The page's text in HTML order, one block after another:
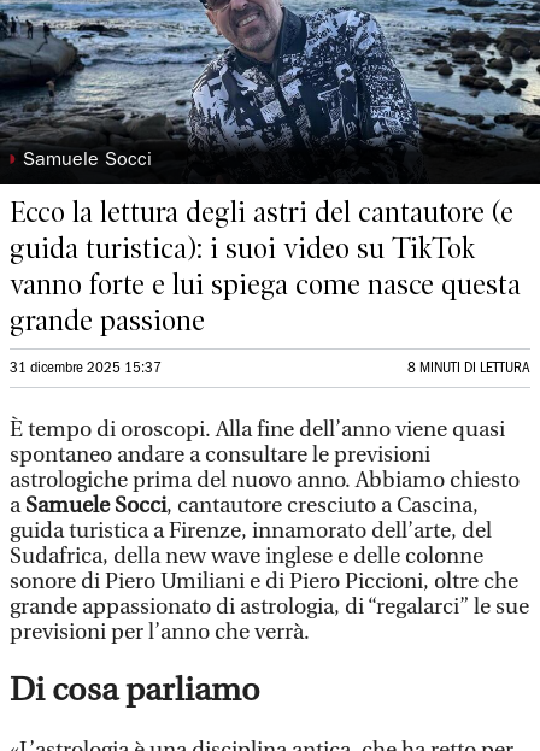
◗ Samuele Socci
Ecco la lettura degli astri del cantautore (e
guida turistica): i suoi video su TikTok
vanno forte e lui spiega come nasce questa
grande passione
31 dicembre 2025 15:37 8 MINUTI DI LETTURA
È tempo di oroscopi. Alla fine dell’anno viene quasi
spontaneo andare a consultare le previsioni
astrologiche prima del nuovo anno. Abbiamo chiesto
aSamuele Socci, cantautore cresciuto a Cascina,
guida turistica a Firenze, innamorato dell’arte, del
Sudafrica, della new wave inglese e delle colonne
sonore di Piero Umiliani e di Piero Piccioni, oltre che
grande appassionato di astrologia, di “regalarci” le sue
previsioni per l’anno che verrà.
Di cosa parliamo